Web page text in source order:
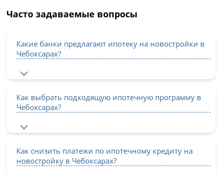
Часто задаваемые вопросы
Какие банки предлагают ипотеку на новостройки в
Чебоксарах?
Как выбрать подходящую ипотечную программу в
Чебоксарах?
Как снизить платежи по ипотечному кредиту на
новостройку в Чебоксарах?